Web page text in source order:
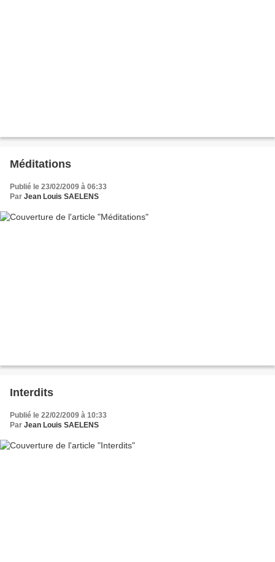
Méditations
Publié le 23/02/2009 à 06:33
Par Jean Louis SAELENS
Interdits
Publié le 22/02/2009 à 10:33
Par Jean Louis SAELENS